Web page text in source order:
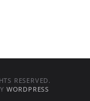
RESERVED.
WORDPRESS